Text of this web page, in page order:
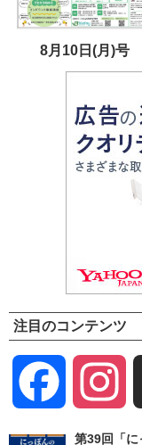
8月10日(月)号
注目のコンテンツ
Facebook
第39回「に